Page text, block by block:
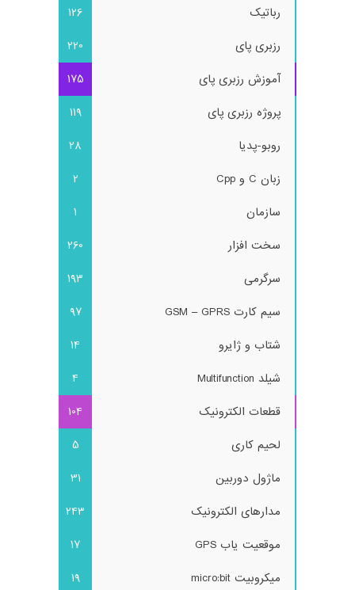
رباتیک
126
رزبری پای
220
آموزش رزبری پای
175
پروژه رزبری پای
119
روبو-پدیا
28
زبان C و Cpp
2
سازمان
1
سخت افزار
260
سرگرمی
193
سیم کارت GSM – GPRS
97
شتاب و ژایرو
14
شیلد Multifunction
4
قطعات الکترونیک
104
لحیم کاری
5
ماژول دوربین
31
مدارهای الکترونیک
243
موقعیت یاب GPS
17
میکروبیت micro:bit
19